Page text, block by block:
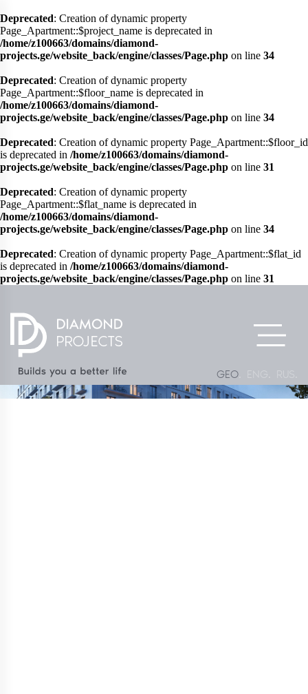
Deprecated: Creation of dynamic property
Page_Apartment::$project_name is deprecated in
/home/z100663/domains/diamond-
projects.ge/website_back/engine/classes/Page.php on line 34
Deprecated: Creation of dynamic property
Page_Apartment::$floor_name is deprecated in
/home/z100663/domains/diamond-
projects.ge/website_back/engine/classes/Page.php on line 34
Deprecated: Creation of dynamic property Page_Apartment::$floor_id
is deprecated in /home/z100663/domains/diamond-
projects.ge/website_back/engine/classes/Page.php on line 31
Deprecated: Creation of dynamic property
Page_Apartment::$flat_name is deprecated in
/home/z100663/domains/diamond-
projects.ge/website_back/engine/classes/Page.php on line 34
Deprecated: Creation of dynamic property Page_Apartment::$flat_id
is deprecated in /home/z100663/domains/diamond-
projects.ge/website_back/engine/classes/Page.php on line 31
მთავარი
პროექტები
ჩვენ შესახებ
სიახლეები
კონტაქტი
GEO ENG RUS
GEO